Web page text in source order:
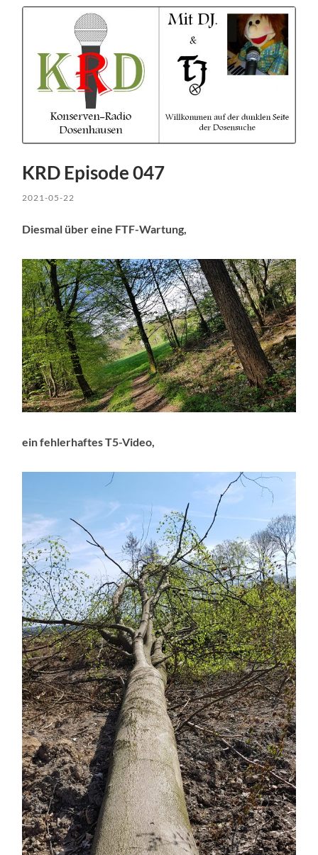
KRD Episode 047
2021-05-22
Diesmal über eine FTF-Wartung,
ein fehlerhaftes T5-Video,